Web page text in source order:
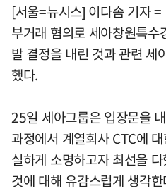
[서울=뉴시스] 이다솜 기자
부거래 혐의로 세아창원특
발 결정을 내린 것과 관련 세
했다.
25일 세아그룹은 입장문을
과정에서 계열회사 CTC에
실하게 소명하고자 최선을
것에 대해 유감스럽게 생각